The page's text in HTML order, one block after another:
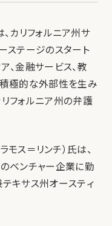
カリフォルニア州サ
ステージのスタート
、金融サービス、教
極的な外部性を生み
フォルニア州の弁護
ス＝リンチ）氏は、
ベンチャー企業に勤
キサス州オースティ